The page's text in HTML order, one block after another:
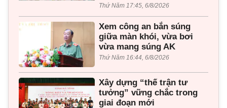
Thứ Năm 17:45, 6/8/2026
Xem công an bắn súng
giữa màn khói, vừa bơi
vừa mang súng AK
Thứ Năm 16:44, 6/8/2026
Xây dựng “thế trận tư
tưởng” vững chắc trong
giai đoạn mới